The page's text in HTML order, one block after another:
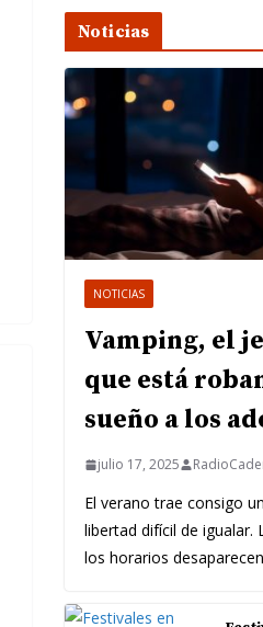
Noticias
NOTICIAS
Vamping, el
que está
sueño a los
julio 17, 2025
El verano trae consigo
libertad difícil de igualar.
los horarios